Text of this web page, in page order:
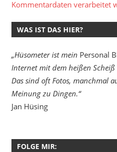
Kommentardaten verarbeitet
WAS IST DAS HIER?
„Hüsometer ist mein Personal
Internet mit dem heißen
Das sind oft Fotos, manchmal
Meinung zu Dingen.“
Jan Hüsing
FOLGE MIR: